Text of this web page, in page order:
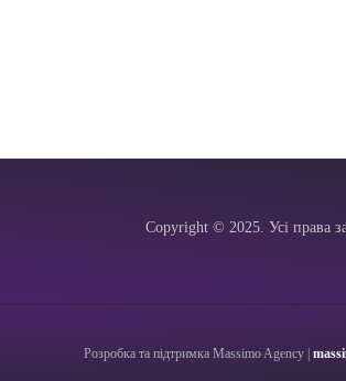
Copyright © 2025. Усі права
Розробка та підтримка Massimo Agency |